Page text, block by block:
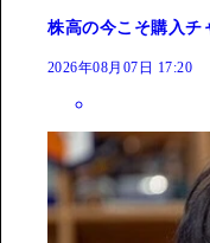
株高の今こそ購入チ
2026年08月07日 17:20